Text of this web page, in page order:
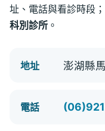
址、電話與看診時段
科別診所 。
地址 澎湖縣
電話